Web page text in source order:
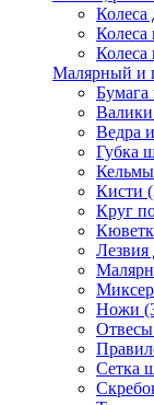
Колеса
Колеса
Колеса
Малярный и
Бумага
Ведра
Губка
Кисти
Круг
Лезвия
Ножи
Отвесы
Сетка